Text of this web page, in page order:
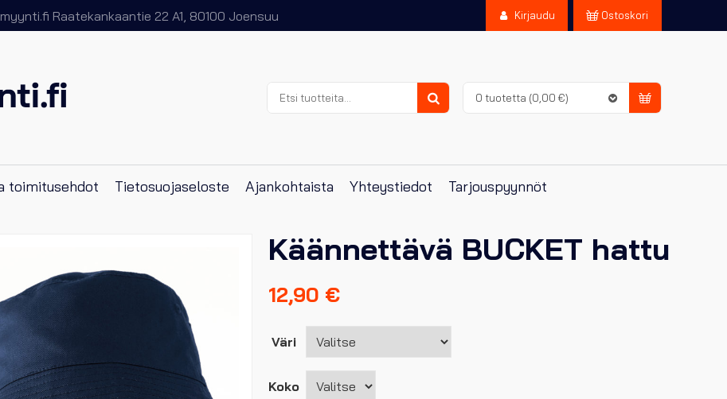
Raatekankaantie 22 A1, 80100 Joensuu Kirjaudu Ostoskori
0 tuotetta (0,00 €)
Etsi:
toimitusehdot Tietosuojaseloste Ajankohtaista Yhteystiedot Tarjouspyynnöt
Käännettävä BUCKET hattu
12,90 €
Väri
Koko